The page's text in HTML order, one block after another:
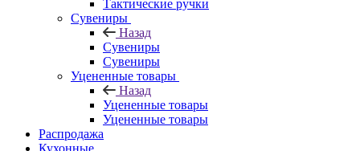
Тактические ручки
Сувениры
Назад
Сувениры
Сувениры
Уцененные товары
Назад
Уцененные товары
Уцененные товары
Распродажа
Кухонные